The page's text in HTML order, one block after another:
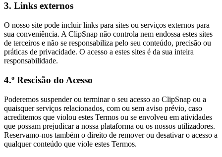
3. Links externos
O nosso site pode incluir links para sites ou serviços externos para
sua conveniência. A ClipSnap não controla nem endossa estes sites
de terceiros e não se responsabiliza pelo seu conteúdo, precisão ou
práticas de privacidade. O acesso a estes sites é da sua inteira
responsabilidade.
4.º Rescisão do Acesso
Poderemos suspender ou terminar o seu acesso ao ClipSnap ou a
quaisquer serviços relacionados, com ou sem aviso prévio, caso
acreditemos que violou estes Termos ou se envolveu em atividades
que possam prejudicar a nossa plataforma ou os nossos utilizadores.
Reservamo-nos também o direito de remover ou desativar o acesso a
qualquer conteúdo que viole estes Termos.